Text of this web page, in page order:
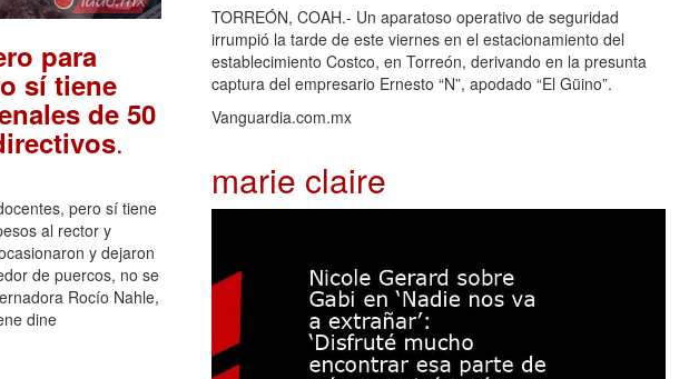
para
sí tiene
de 50
.
pero sí tiene
al rector y
y dejaron
de puercos, no se
Rocío Nahle,
dine
TORREÓN, COAH.- Un aparatoso operativo de seguridad
irrumpió la tarde de este viernes en el estacionamiento del
establecimiento Costco, en Torreón, derivando en la presunta
captura del empresario Ernesto “N”, apodado “El Güino”.
Vanguardia.com.mx
marie claire